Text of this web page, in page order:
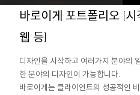
바로이게 포트폴리오 [
웹 등]
디자인을 시작하고 여러가지 분야의
한 분야의 디자인이 가능합니다.
바로이게는 클라이언트의 성공적인